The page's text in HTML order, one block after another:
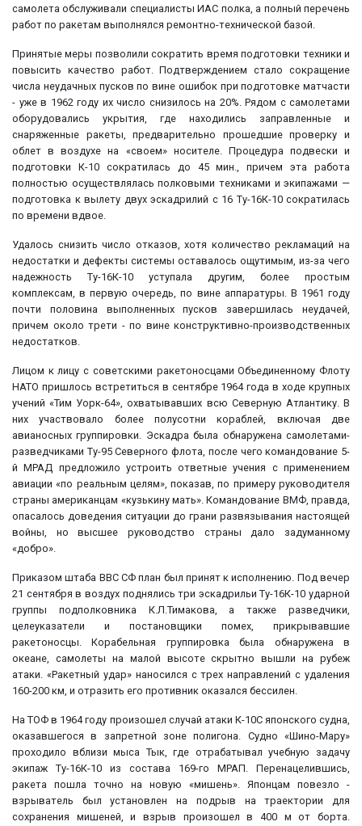
самолета обслуживали специалисты ИАС полка, а полный перечень
работ по ракетам выполнялся ремонтно-технической базой.
Принятые меры позволили сократить время подготовки техники и
повысить качество работ. Подтверждением стало сокращение
числа неудачных пусков по вине ошибок при подготовке матчасти
- уже в 1962 году их число снизилось на 20%. Рядом с самолетами
оборудовались укрытия, где находились заправленные и
снаряженные ракеты, предварительно прошедшие проверку и
облет в воздухе на «своем» носителе. Процедура подвески и
подготовки К-10 сократилась до 45 мин., причем эта работа
полностью осуществлялась полковыми техниками и экипажами —
подготовка к вылету двух эскадрилий с 16 Ту-16К-10 сократилась
по времени вдвое.
Удалось снизить число отказов, хотя количество рекламаций на
недостатки и дефекты системы оставалось ощутимым, из-за чего
надежность Ту-16К-10 уступала другим, более простым
комплексам, в первую очередь, по вине аппаратуры. В 1961 году
почти половина выполненных пусков завершилась неудачей,
причем около трети - по вине конструктивно-производственных
недостатков.
Лицом к лицу с советскими ракетоносцами Объединенному Флоту
НАТО пришлось встретиться в сентябре 1964 года в ходе крупных
учений «Тим Уорк-64», охватывавших всю Северную Атлантику. В
них участвовало более полусотни кораблей, включая две
авианосных группировки. Эскадра была обнаружена самолетами-
разведчиками Ту-95 Северного флота, после чего командование 5-
й МРАД предложило устроить ответные учения с применением
авиации «по реальным целям», показав, по примеру руководителя
страны американцам «кузькину мать». Командование ВМФ, правда,
опасалось доведения ситуации до грани развязывания настоящей
войны, но высшее руководство страны дало задуманному
«добро».
Приказом штаба ВВС СФ план был принят к исполнению. Под вечер
21 сентября в воздух поднялись три эскадрильи Ту-16К-10 ударной
группы подполковника К.Л.Тимакова, а также разведчики,
целеуказатели и постановщики помех, прикрывавшие
ракетоносцы. Корабельная группировка была обнаружена в
океане, самолеты на малой высоте скрытно вышли на рубеж
атаки. «Ракетный удар» наносился с трех направлений с удаления
160-200 км, и отразить его противник оказался бессилен.
На ТОФ в 1964 году произошел случай атаки К-10С японского судна,
оказавшегося в запретной зоне полигона. Судно «Шино-Мару»
проходило вблизи мыса Тык, где отрабатывал учебную задачу
экипаж Ту-16К-10 из состава 169-го МРАП. Перенацелившись,
ракета пошла точно на новую «мишень». Японцам повезло -
взрыватель был установлен на подрыв на траектории для
сохранения мишеней, и взрыв произошел в 400 м от борта.